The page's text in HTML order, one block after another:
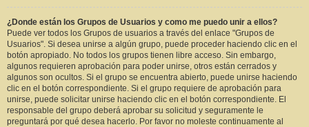
¿Donde están los Grupos de Usuarios y como me puedo unir a ellos?
Puede ver todos los Grupos de usuarios a través del enlace "Grupos de
Usuarios". Si desea unirse a algún grupo, puede proceder haciendo clic en el
botón apropiado. No todos los grupos tienen libre acceso. Sin embargo,
algunos requieren aprobación para poder unirse, otros están cerrados y
algunos son ocultos. Si el grupo se encuentra abierto, puede unirse haciendo
clic en el botón correspondiente. Si el grupo requiere de aprobación para
unirse, puede solicitar unirse haciendo clic en el botón correspondiente. El
responsable del grupo deberá aprobar su solicitud y seguramente le
preguntará por qué desea hacerlo. Por favor no moleste continuamente al